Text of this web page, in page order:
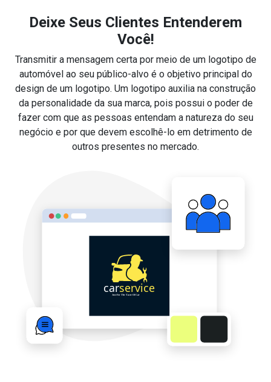
Deixe Seus Clientes Entenderem
Você!
Transmitir a mensagem certa por meio de um logotipo de
automóvel ao seu público-alvo é o objetivo principal do
design de um logotipo. Um logotipo auxilia na construção
da personalidade da sua marca, pois possui o poder de
fazer com que as pessoas entendam a natureza do seu
negócio e por que devem escolhê-lo em detrimento de
outros presentes no mercado.